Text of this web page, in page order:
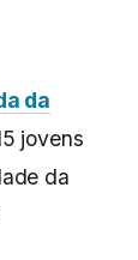
da
jovens
da